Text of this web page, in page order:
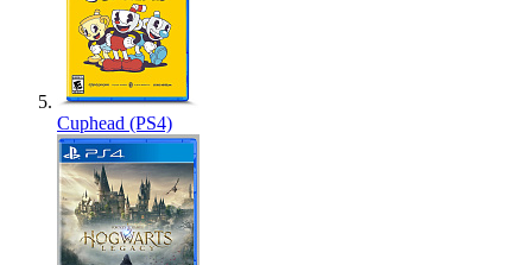
Cuphead (PS4)